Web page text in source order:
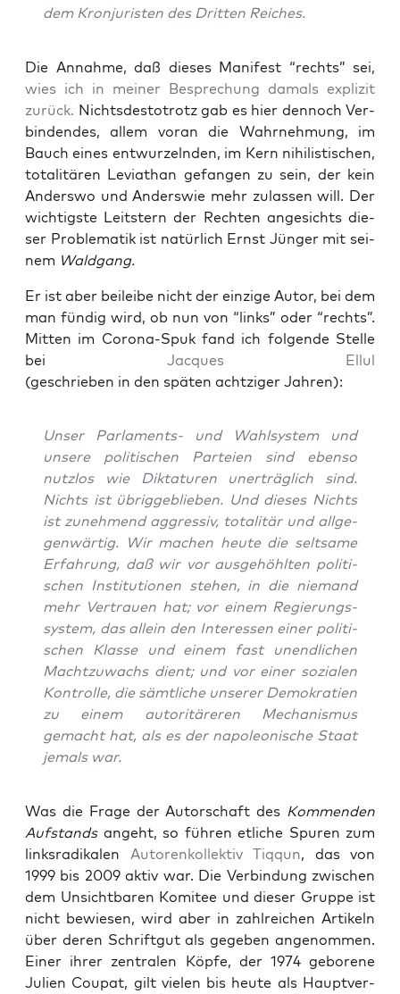
dem Kron­ju­ris­ten des Drit­ten Reiches.
Die Annah­me, daß die­ses Mani­fest “rechts” sei,
wies ich in mei­ner Bespre­chung damals expli­zit
zurück. Nichts­des­to­trotz gab es hier den­noch Ver­
bin­den­des, allem vor­an die Wahr­neh­mung, im
Bauch eines ent­wur­zeln­den, im Kern nihi­lis­ti­schen,
tota­li­tä­ren Levia­than gefan­gen zu sein, der kein
Anders­wo und Anders­wie mehr zulas­sen will. Der
wich­tigs­te Leit­stern der Rech­ten ange­sichts die­
ser Pro­ble­ma­tik ist natür­lich Ernst Jün­ger mit sei­
nem Wald­gang.
Er ist aber bei­lei­be nicht der ein­zi­ge Autor, bei dem
man fün­dig wird, ob nun von “links” oder “rechts”.
Mit­ten im Coro­na-Spuk fand ich fol­gen­de Stel­le
bei Jac­ques Ellul
(geschrie­ben in den spä­ten acht­zi­ger Jahren):
Unser Par­la­ments- und Wahl­sys­tem und
unse­re poli­ti­schen Par­tei­en sind eben­so
nutz­los wie Dik­ta­tu­ren uner­träg­lich sind.
Nichts ist übrig­ge­blie­ben. Und die­ses Nichts
ist zuneh­mend aggres­siv, tota­li­tär und all­ge­
gen­wär­tig. Wir machen heu­te die selt­sa­me
Erfah­rung, daß wir vor aus­ge­höhl­ten poli­ti­
schen Insti­tu­tio­nen ste­hen, in die nie­mand
mehr Ver­trau­en hat; vor einem Regie­rungs­
sys­tem, das allein den Inter­es­sen einer poli­ti­
schen Klas­se und einem fast unend­li­chen
Macht­zu­wachs dient; und vor einer sozia­len
Kon­trol­le, die sämt­li­che unse­rer Demo­kra­tien
zu einem auto­ri­tä­re­ren Mecha­nis­mus
gemacht hat, als es der napo­leo­ni­sche Staat
jemals war.
Was die Fra­ge der Autor­schaft des Kom­men­den
Auf­standsangeht, so füh­ren etli­che Spu­ren zum
links­ra­di­ka­len Autoren­kol­lek­tiv Tiq­qun, das von
1999 bis 2009 aktiv war. Die Ver­bin­dung zwi­schen
dem Unsicht­ba­ren Komi­tee und die­ser Grup­pe ist
nicht bewie­sen, wird aber in zahl­rei­chen Arti­keln
über deren Schrift­gut als gege­ben ange­nom­men.
Einer ihrer zen­tra­len Köp­fe, der 1974 gebo­re­ne
Juli­en Cou­pat, gilt vie­len bis heu­te als Haupt­ver­